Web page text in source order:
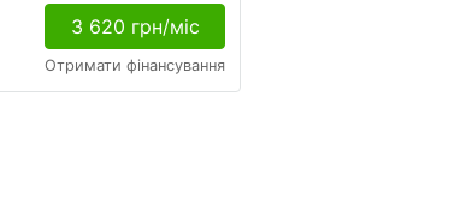
3 620 грн/міс
Отримати фінансування